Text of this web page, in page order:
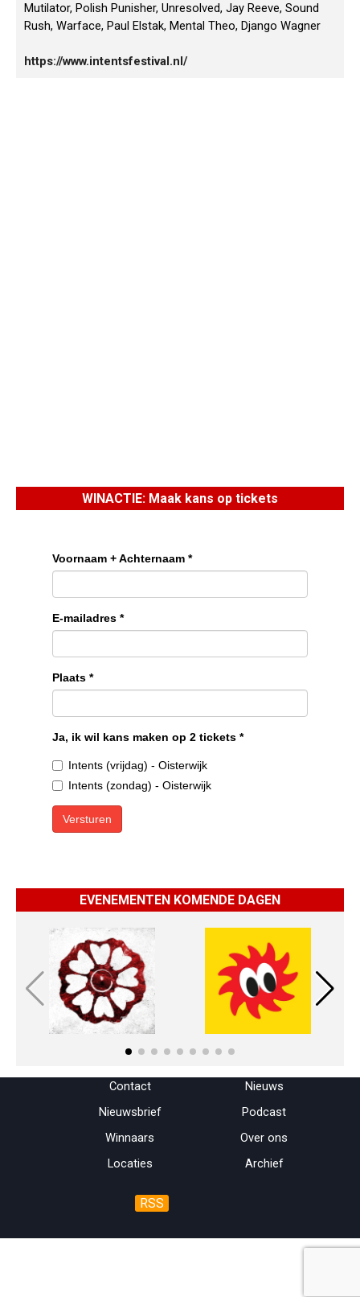
Mutilator, Polish Punisher, Unresolved, Jay Reeve, Sound
Rush, Warface, Paul Elstak, Mental Theo, Django Wagner
https://www.intentsfestival.nl/
WINACTIE: Maak kans op tickets
EVENEMENTEN KOMENDE DAGEN
Menu overslaan
Contact
Nieuws
Nieuwsbrief
Podcast
Winnaars
Over ons
Locaties
Archief
RSS